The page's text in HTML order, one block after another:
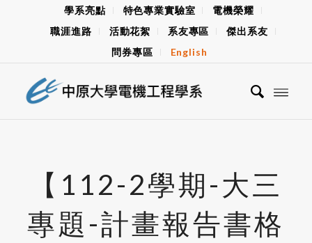
學系亮點 特色專業實驗室
電機榮耀
職涯進路
活動花絮 系友專區
傑出系友
問券專區
English
【112-2學期-大三
專題-計畫報告書格